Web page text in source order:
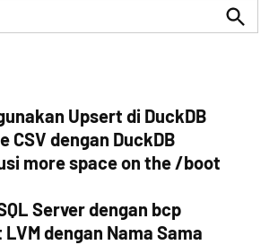
Search
Upsert di DuckDB
CSV dengan DuckDB
more space on the /boot
Server dengan bcp
LVM dengan Nama Sama